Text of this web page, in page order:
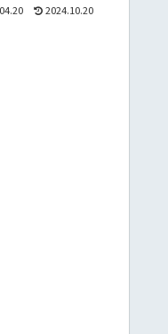
2024.10.20